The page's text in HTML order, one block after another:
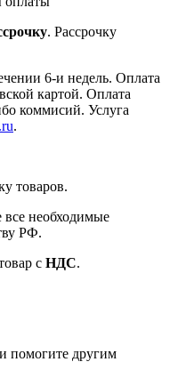
. Рассрочку
6-и недель. Оплата
картой. Оплата
коммисий. Услуга
.
товаров.
необходимые
РФ.
с НДС.
помогите другим